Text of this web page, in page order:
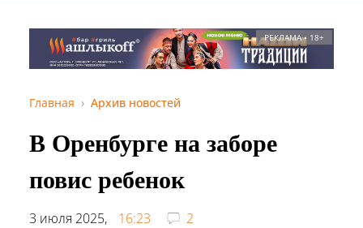
РЕКЛАМА • 18+
Главная Архив новостей
В Оренбурге на заборе
повис ребенок
3 июля 2025, 16:23
2